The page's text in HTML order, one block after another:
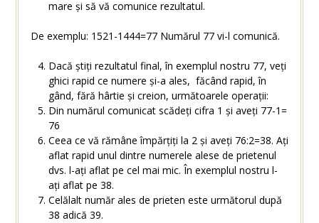
mare și să vă comunice rezultatul.
De exemplu: 1521-1444=77 Numărul 77 vi-l comunică.
Dacă știți rezultatul final, în exemplul nostru 77, veți
ghici rapid ce numere și-a ales, făcând rapid, în
gând, fără hârtie și creion, următoarele operații:
Din numărul comunicat scădeți cifra 1 și aveți 77-1=
76
Ceea ce vă rămâne împărțiți la 2 și aveți 76:2=38. Ați
aflat rapid unul dintre numerele alese de prietenul
dvs. l-ați aflat pe cel mai mic. În exemplul nostru l-
ați aflat pe 38.
Celălalt număr ales de prieten este următorul după
38 adică 39.